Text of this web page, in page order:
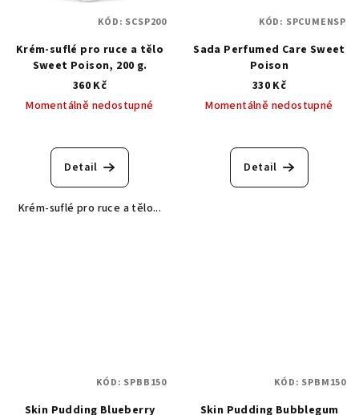
Krém-suflé pro ruce a tělo
Sweet Poison, 200 g.
360 Kč
Momentálně nedostupné
Detail
Krém-suflé pro ruce a tělo...
KÓD: SCSP200
Sada Perfumed Care Sweet
Poison
330 Kč
Momentálně nedostupné
Detail
KÓD: SPCUMENSP
Skin Pudding Blueberry
KÓD: SPBB150
Skin Pudding Bubblegum
KÓD: SPBM150